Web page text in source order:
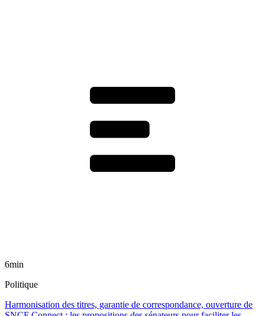
6min
Politique
Harmonisation des titres, garantie de correspondance, ouverture de